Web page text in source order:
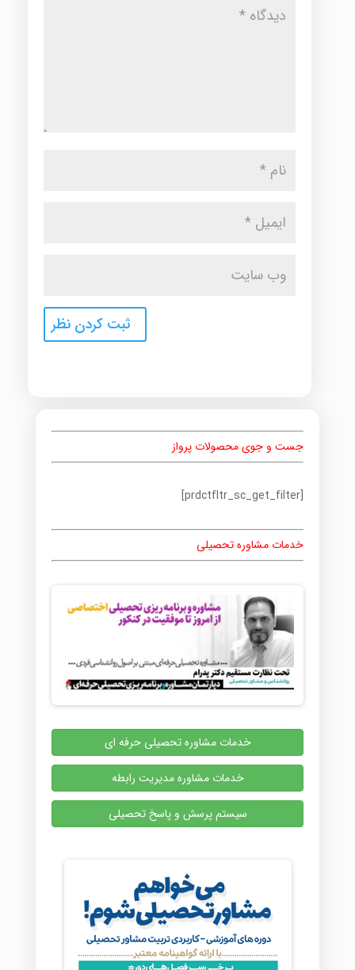
جست و جوی محصولات پرواز
[prdctfltr_sc_get_filter]
خدمات مشاوره تحصیلی
خدمات مشاوره تحصیلی حرفه ای
خدمات مشاوره مدیریت رابطه
سیستم پرسش و پاسخ تحصیلی